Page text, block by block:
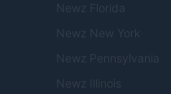
Newz Florida
Newz New York
Newz Pennsylvania
Newz Illinois